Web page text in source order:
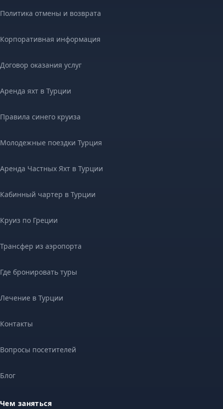
Политика отмены и возврата
Корпоративная информация
Договор оказания услуг
Аренда яхт в Турции
Правила синего круиза
Молодежные поездки Турция
Аренда Частных Яхт в Турции
Кабинный чартер в Турции
Круиз по Греции
Трансфер из аэропорта
Где бронировать туры
Лечение в Турции
Контакты
Вопросы посетителей
Блог
Чем заняться